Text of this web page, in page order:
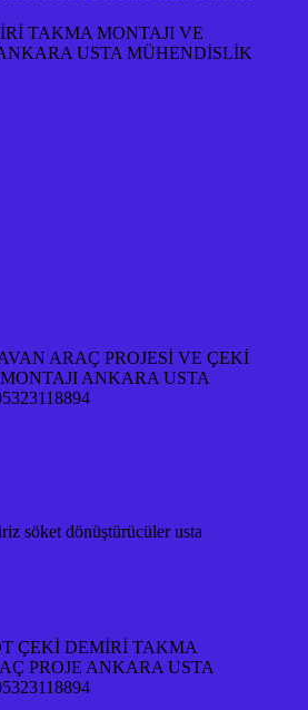
TAKMA MONTAJI VE
USTA MÜHENDİSLİK
ARAÇ PROJESİ VE ÇEKİ
ANKARA USTA
söket dönüştürücüler usta
ÇEKİ DEMİRİ TAKMA
PROJE ANKARA USTA